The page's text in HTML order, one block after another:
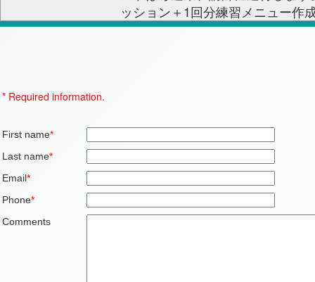
ッション＋1回分練習メニュー作
* Required information.
First name*
Last name*
Email*
Phone*
Comments